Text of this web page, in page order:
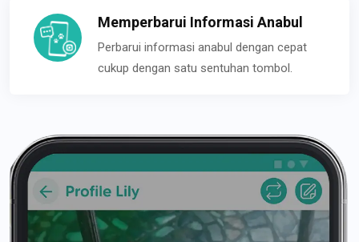
Memperbarui Informasi Anabul
Perbarui informasi anabul dengan cepat
cukup dengan satu sentuhan tombol.